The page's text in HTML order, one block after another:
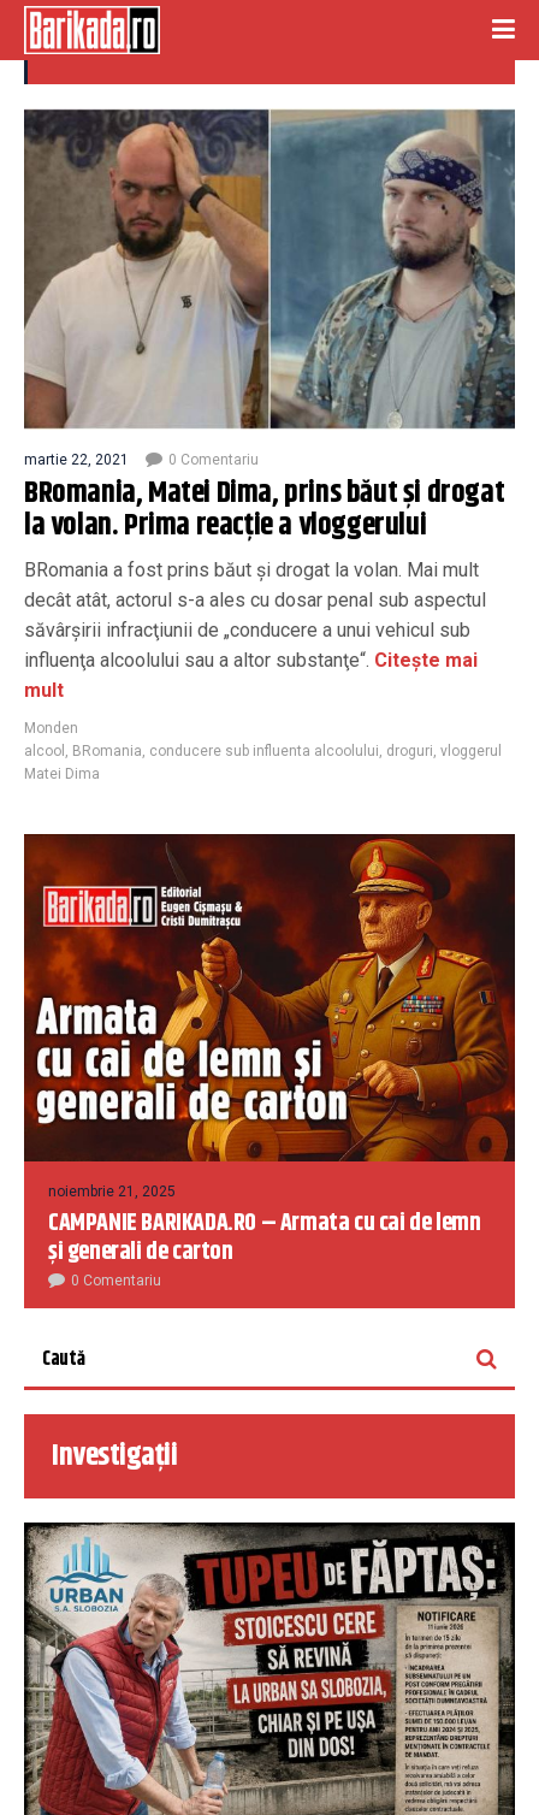
conducere sub influenta alcoolului
martie 22, 2021 0 Comentariu
BRomania, Matei Dima, prins băut şi drogat
la volan. Prima reacţie a vloggerului
BRomania a fost prins băut şi drogat la volan. Mai mult
decât atât, actorul s-a ales cu dosar penal sub aspectul
săvârşirii infracţiunii de „conducere a unui vehicul sub
influenţa alcoolului sau a altor substanţe“. Citește mai
mult
Monden
alcool , BRomania, conducere sub influenta alcoolului, droguri, vloggerul
Matei Dima
noiembrie 21, 2025
CAMPANIE BARIKADA.RO – Armata cu cai de lemn
și generali de carton
0 Comentariu
Investigații